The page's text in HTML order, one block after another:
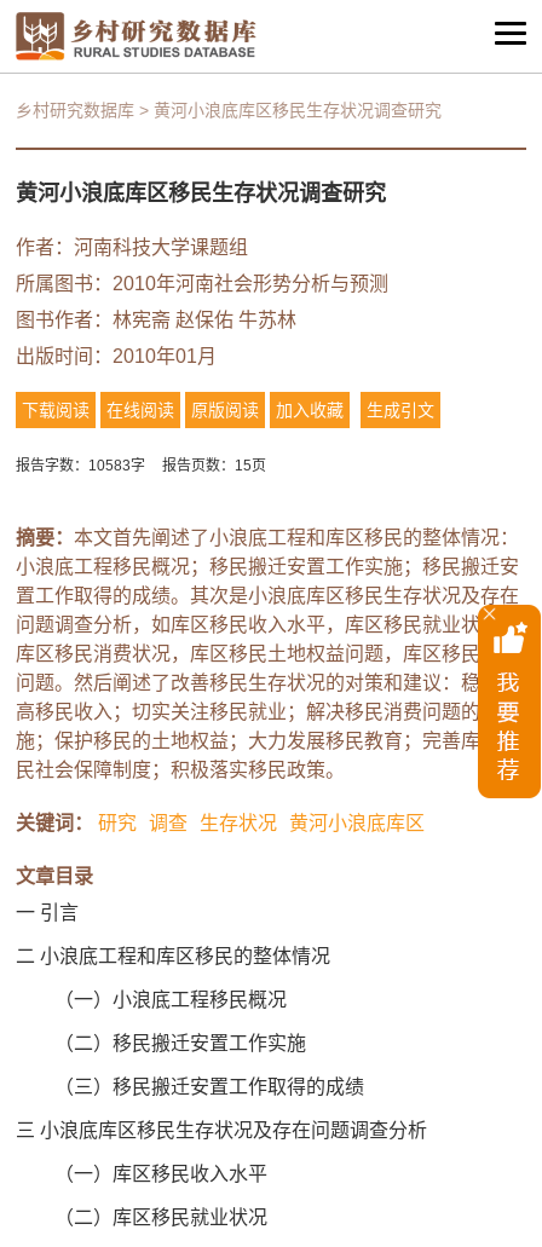
乡村研究数据库 >黄河小浪底库区移民生存状况调查研究
黄河小浪底库区移民生存状况调查研究
作者：河南科技大学课题组
所属图书： 2010年河南社会形势分析与预测
图书作者：林宪斋 赵保佑 牛苏林
出版时间：2010年01月
下载阅读 在线阅读 原版阅读 加入收藏 生成引文
报告字数：10583字 报告页数：15页
摘要：本文首先阐述了小浪底工程和库区移民的整体情况：
小浪底工程移民概况；移民搬迁安置工作实施；移民搬迁安
置工作取得的成绩。其次是小浪底库区移民生存状况及存在
问题调查分析，如库区移民收入水平，库区移民就业状况，
库区移民消费状况，库区移民土地权益问题，库区移民教育
问题。然后阐述了改善移民生存状况的对策和建议：稳步提
高移民收入；切实关注移民就业；解决移民消费问题的措
施；保护移民的土地权益；大力发展移民教育；完善库区移
民社会保障制度；积极落实移民政策。
关键词： 研究 调查 生存状况 黄河小浪底库区
文章目录
一 引言
二 小浪底工程和库区移民的整体情况
（一）小浪底工程移民概况
（二）移民搬迁安置工作实施
（三）移民搬迁安置工作取得的成绩
三 小浪底库区移民生存状况及存在问题调查分析
（一）库区移民收入水平
（二）库区移民就业状况